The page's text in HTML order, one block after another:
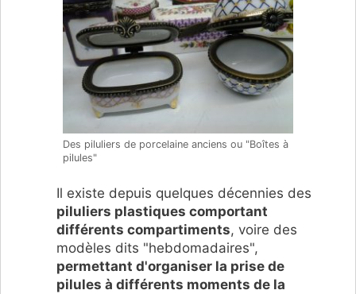
Des piluliers de porcelaine anciens ou "Boîtes à
pilules"
Il existe depuis quelques décennies des
piluliers plastiques comportant
différents compartiments, voire des
modèles dits "hebdomadaires",
permettant d'organiser la prise de
pilules à différents moments de la